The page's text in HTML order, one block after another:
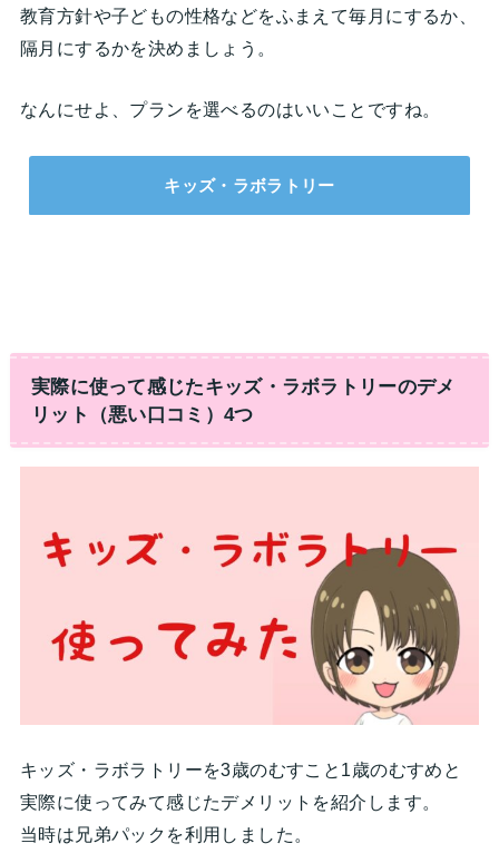
教育方針や子どもの性格などをふまえて毎月にするか、
隔月にするかを決めましょう。
なんにせよ、プランを選べるのはいいことですね。
キッズ・ラボラトリー
実際に使って感じたキッズ・ラボラトリーのデメ
リット（悪い口コミ）4つ
キッズ・ラボラトリーを3歳のむすこと1歳のむすめと
実際に使ってみて感じたデメリットを紹介します。
当時は兄弟パックを利用しました。